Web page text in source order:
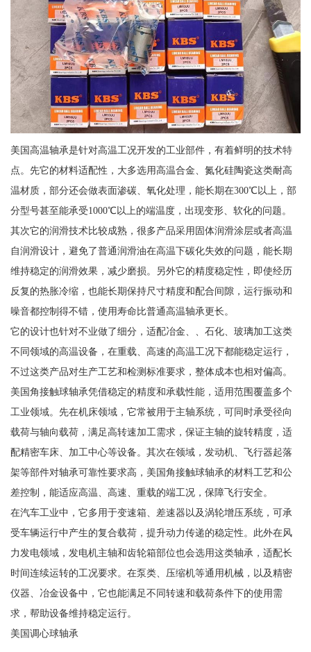
美国高温轴承是针对高温工况开发的工业部件，有着鲜明的技术特
点。先它的材料适配性，大多选用高温合金、氮化硅陶瓷这类耐高
温材质，部分还会做表面渗碳、氧化处理，能长期在300℃以上，部
分型号甚至能承受1000℃以上的端温度，出现变形、软化的问题。
其次它的润滑技术比较成熟，很多产品采用固体润滑涂层或者高温
自润滑设计，避免了普通润滑油在高温下碳化失效的问题，能长期
维持稳定的润滑效果，减少磨损。另外它的精度稳定性，即使经历
反复的热胀冷缩，也能长期保持尺寸精度和配合间隙，运行振动和
噪音都控制得不错，使用寿命比普通高温轴承更长。
它的设计也针对不业做了细分，适配冶金、、石化、玻璃加工这类
不同领域的高温设备，在重载、高速的高温工况下都能稳定运行，
不过这类产品对生产工艺和检测标准要求，整体成本也相对偏高。
美国角接触球轴承凭借稳定的精度和承载性能，适用范围覆盖多个
工业领域。先在机床领域，它常被用于主轴系统，可同时承受径向
载荷与轴向载荷，满足高转速加工需求，保证主轴的旋转精度，适
配精密车床、加工中心等设备。其次在领域，发动机、飞行器起落
架等部件对轴承可靠性要求高，美国角接触球轴承的材料工艺和公
差控制，能适应高温、高速、重载的端工况，保障飞行安全。
在汽车工业中，它多用于变速箱、差速器以及涡轮增压系统，可承
受车辆运行中产生的复合载荷，提升动力传递的稳定性。此外在风
力发电领域，发电机主轴和齿轮箱部位也会选用这类轴承，适配长
时间连续运转的工况要求。在泵类、压缩机等通用机械，以及精密
仪器、冶金设备中，它也能满足不同转速和载荷条件下的使用需
求，帮助设备维持稳定运行。
美国调心球轴承